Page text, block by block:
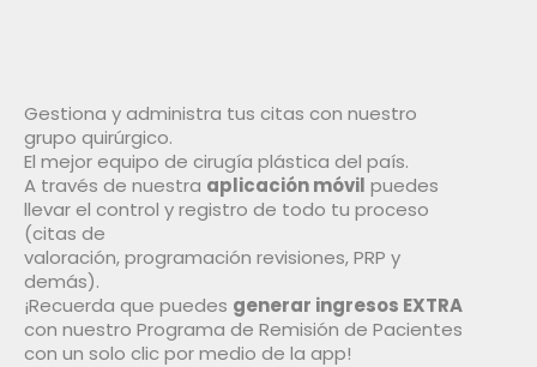
Gestiona y administra tus citas con nuestro
grupo quirúrgico.
El mejor equipo de cirugía plástica del país.
A través de nuestra aplicación móvil puedes
llevar el control y registro de todo tu proceso
(citas de
valoración, programación revisiones, PRP y
demás).
¡Recuerda que puedes generar ingresos EXTRA
con nuestro Programa de Remisión de Pacientes
con un solo clic por medio de la app!